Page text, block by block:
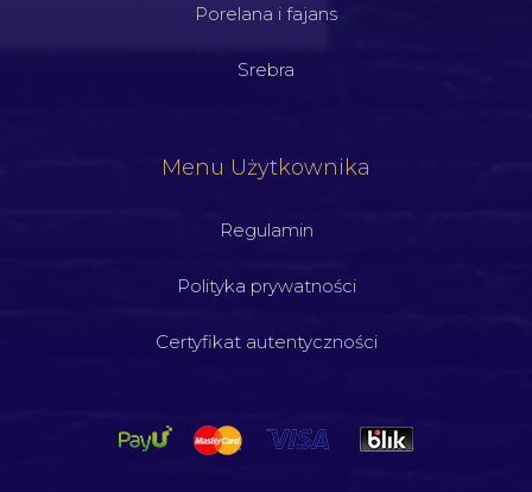
Porelana i fajans
Srebra
Menu Użytkownika
Regulamin
Polityka prywatności
Certyfikat autentyczności